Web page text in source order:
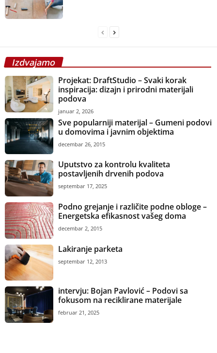
Izdvajamo
Projekat: DraftStudio – Svaki korak
inspiracija: dizajn i prirodni materijali
podova
januar 2, 2026
Sve popularniji materijal – Gumeni podovi
u domovima i javnim objektima
decembar 26, 2015
Uputstvo za kontrolu kvaliteta
postavljenih drvenih podova
septembar 17, 2025
Podno grejanje i različite podne obloge –
Energetska efikasnost vašeg doma
decembar 2, 2015
Lakiranje parketa
septembar 12, 2013
intervju: Bojan Pavlović – Podovi sa
fokusom na reciklirane materijale
februar 21, 2025